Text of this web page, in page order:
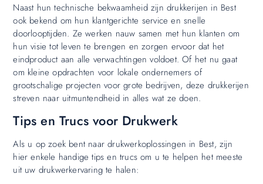
Naast hun technische bekwaamheid zijn drukkerijen in Best
ook bekend om hun klantgerichte service en snelle
doorlooptijden. Ze werken nauw samen met hun klanten om
hun visie tot leven te brengen en zorgen ervoor dat het
eindproduct aan alle verwachtingen voldoet. Of het nu gaat
om kleine opdrachten voor lokale ondernemers of
grootschalige projecten voor grote bedrijven, deze drukkerijen
streven naar uitmuntendheid in alles wat ze doen.
Tips en Trucs voor Drukwerk
Als u op zoek bent naar drukwerkoplossingen in Best, zijn
hier enkele handige tips en trucs om u te helpen het meeste
uit uw drukwerkervaring te halen: